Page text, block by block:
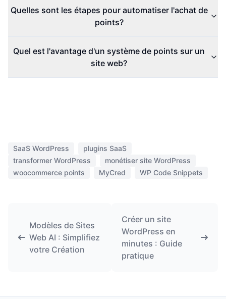
Quelles sont les étapes pour automatiser l'achat de
points?
Quel est l'avantage d'un système de points sur un
site web?
SaaS WordPress
plugins SaaS
transformer WordPress
monétiser site WordPress
woocommerce points
MyCred WP Code Snippets
Modèles de Sites
Web AI : Simplifiez
votre Création
Créer un site
WordPress en
minutes : Guide
pratique